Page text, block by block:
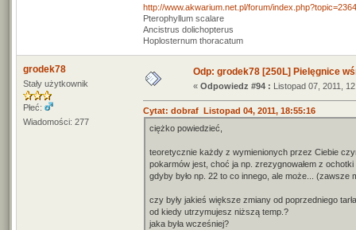
http://www.akwarium.net.pl/forum/
Pterophyllum scalare
Ancistrus dolichopterus
Hoplosternum thoracatum
grodek78
Stały użytkownik
Płeć:
Wiadomości: 277
Odp: grodek78 [250L] Pielęgnice
« Odpowiedz #94 : Listopad 07, 2011,
Cytat: dobraf Listopad 04, 2011, 18:55:16
ciężko powiedzieć,
teoretycznie każdy z wymienionych przez Ciebie
pokarmów jest, choć ja np. zrezygnowałem z
gdyby było np. 22 to co innego, ale może...
czy były jakieś większe zmiany od poprzedniego
od kiedy utrzymujesz niższą temp.?
jaka była wcześniej?